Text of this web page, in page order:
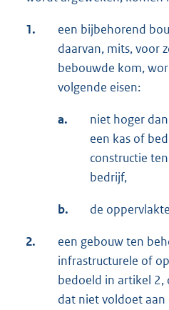
1.
een bijbehorend
daarvan, mits, voor
bebouwde kom,
volgende eisen:
a.
niet hoger
een kas of
constructie
bedrijf,
b. de
2.
een gebouw ten
infrastructurele of
bedoeld in artikel 2,
dat niet voldoet